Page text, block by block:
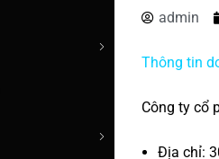
admin
Thông tin
Công ty cổ
Địa chỉ: